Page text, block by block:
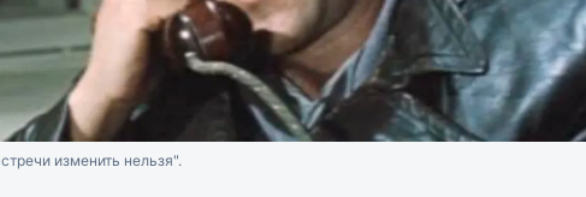
изменить нельзя".